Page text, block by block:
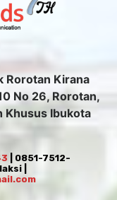
Rorotan Kirana
No 26, Rorotan,
Khusus Ibukota
| 0851-7512-
|